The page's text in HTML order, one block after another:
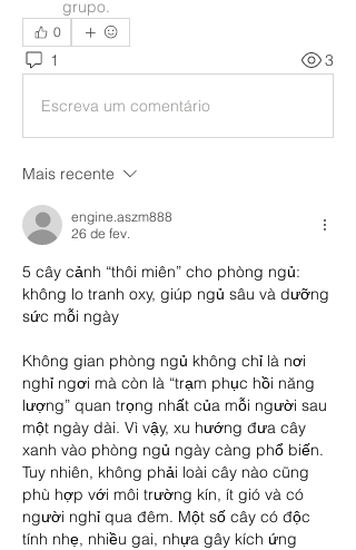
grupo.
0
1 3
Escreva um comentário
Mais recente
engine.aszm888
26 de fev.
5 cây cảnh “thôi miên” cho phòng ngủ:
không lo tranh oxy, giúp ngủ sâu và dưỡng
sức mỗi ngày
Không gian phòng ngủ không chỉ là nơi
nghỉ ngơi mà còn là “trạm phục hồi năng
lượng” quan trọng nhất của mỗi người sau
một ngày dài. Vì vậy, xu hướng đưa cây
xanh vào phòng ngủ ngày càng phổ biến.
Tuy nhiên, không phải loài cây nào cũng
phù hợp với môi trường kín, ít gió và có
người nghỉ qua đêm. Một số cây có độc
tính nhẹ, nhiều gai, nhựa gây kích ứng